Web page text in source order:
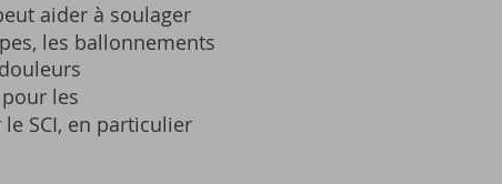
aider à soulager
les ballonnements
les
SCI, en particulier